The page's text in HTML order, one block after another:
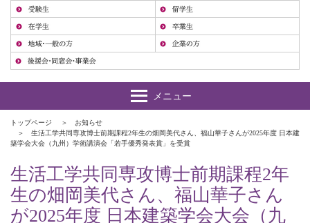
トップページ
お知らせ
生活工学共同専攻博士前期課程2年生の畑岡美代さん、福山華子さんが2025年度 日本建
築学会大会（九州）学術講演会「若手優秀発表賞」を受賞
生活工学共同専攻博士前期課程2年
生の畑岡美代さん、福山華子さん
が2025年度 日本建築学会大会（九